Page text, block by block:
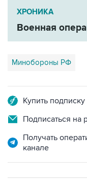
Военная
Минобороны РФ
Подписаться на
Получать